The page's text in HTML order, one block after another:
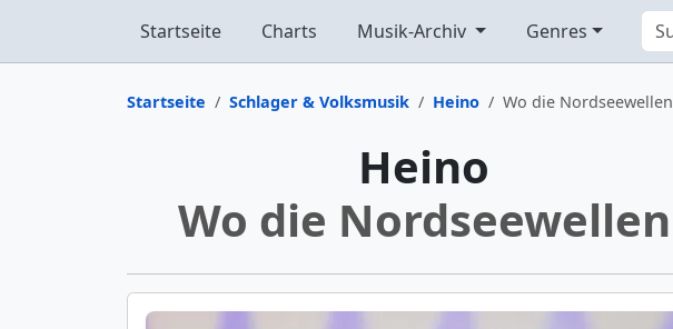
Startseite Charts Musik-Archiv Genres
Startseite Schlager & Volksmusik Heino Wo die Nordseewellen
Heino
Wo die Nordseewellen